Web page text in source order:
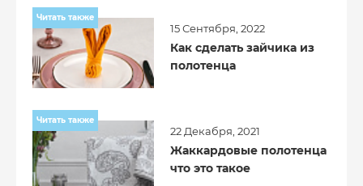
Читать также
15 Сентября, 2022
Как сделать зайчика из
полотенца
Читать также
22 Декабря, 2021
Жаккардовые полотенца
что это такое